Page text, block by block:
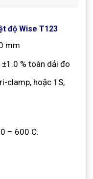
độ Wise T123
mm
% toàn dải đo
clamp, hoặc 1S,
– 600 C.